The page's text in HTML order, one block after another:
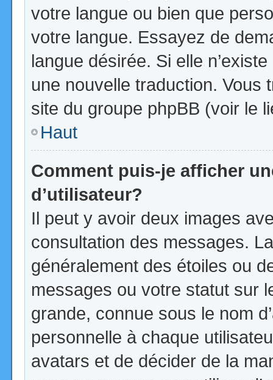
votre langue ou bien que
votre langue. Essayez de
langue désirée. Si elle
une nouvelle traduction. Vous
site du groupe phpBB (voir le
Haut
Comment puis-je afficher
d’utilisateur?
Il peut y avoir deux images
consultation des messages.
généralement des étoiles ou
messages ou votre statut sur
grande, connue sous le nom
personnelle à chaque
avatars et de décider de la